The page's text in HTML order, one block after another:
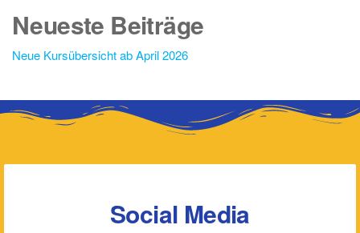
Neueste Beiträge
Neue Kursübersicht ab April 2026
Social Media